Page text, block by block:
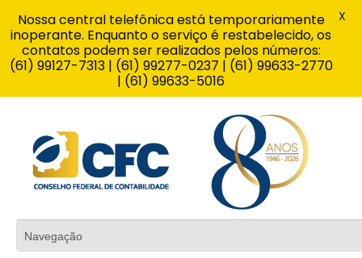
Nossa central telefônica está temporariamente
inoperante. Enquanto o serviço é restabelecido, os
contatos podem ser realizados pelos números:
(61) 99127-7313 | (61) 99277-0237 | (61) 99633-2770
| (61) 99633-5016
X